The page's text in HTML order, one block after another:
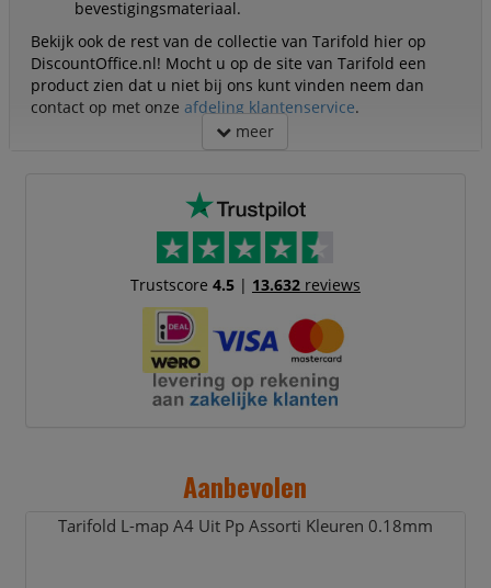
bevestigingsmateriaal.
Bekijk ook de rest van de collectie van Tarifold hier op
DiscountOffice.nl! Mocht u op de site van Tarifold een
product zien dat u niet bij ons kunt vinden neem dan
contact op met onze afdeling klantenservice.
meer
Trustscore 4.5| 13.632reviews
Aanbevolen
Tarifold L-map A4 Uit Pp Assorti Kleuren 0.18mm